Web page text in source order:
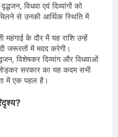
विधवा एवं दिव्यांगों को
से उनकी आर्थिक स्थिति में
महंगाई के दौर में यह राशि उन्हें
जरूरतों में मदद करेगी।
विशेषकर दिव्यांग और विधवाओं
सरकार का यह कदम सभी
में एक पहल है।